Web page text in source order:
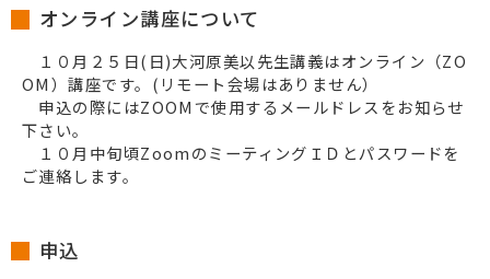
オンライン講座について
１０月２５日(日)大河原美以先生講義はオンライン（ZO
OM）講座です。(リモート会場はありません）
申込の際にはZOOMで使用するメールドレスをお知らせ
下さい。
１０月中旬頃ZoomのミーティングＩＤとパスワードを
ご連絡します。
申込